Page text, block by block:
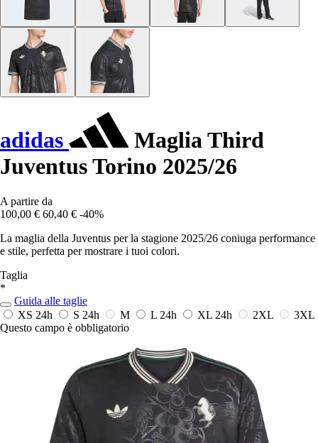
adidas
Maglia Third
Juventus Torino 2025/26
A partire da
100,00 € 60,40 € -40%
La maglia della Juventus per la stagione 2025/26 coniuga performance
e stile, perfetta per mostrare i tuoi colori.
Taglia
*
Guida alle taglie
XS 24h S 24h M L 24h XL 24h 2XL
3XL
Questo campo è obbligatorio